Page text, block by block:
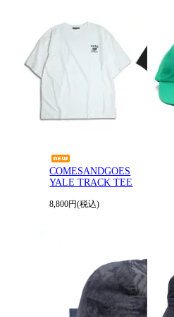
COMESANDGOES
YALE TRACK TEE
8,800円(税込)